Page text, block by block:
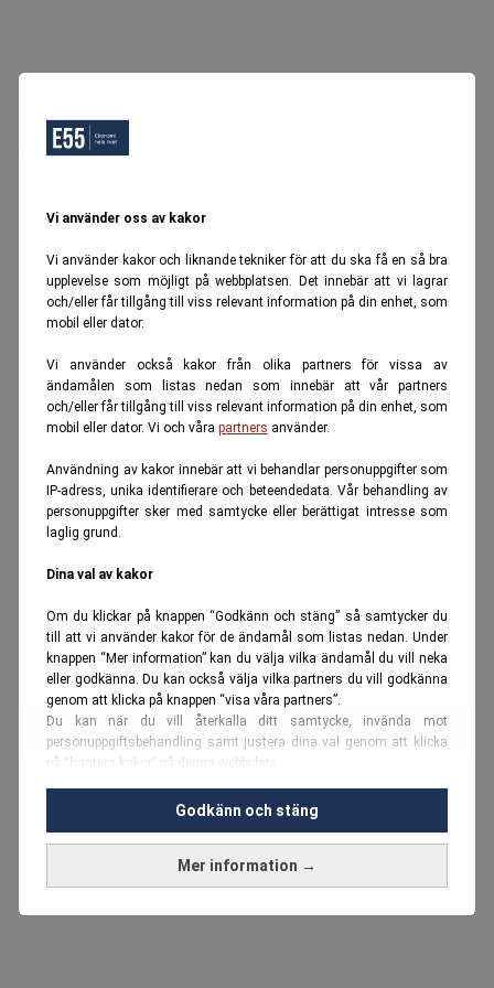
Vi använder oss av kakor
Vi använder kakor och liknande tekniker för att du ska få en så bra
upplevelse som möjligt på webbplatsen. Det innebär att vi lagrar
och/eller får tillgång till viss relevant information på din enhet, som
mobil eller dator.
Vi använder också kakor från olika partners för vissa av
ändamålen som listas nedan som innebär att vår partners
och/eller får tillgång till viss relevant information på din enhet, som
mobil eller dator. Vi och våra partners använder.
Användning av kakor innebär att vi behandlar personuppgifter som
IP-adress, unika identifierare och beteendedata. Vår behandling av
personuppgifter sker med samtycke eller berättigat intresse som
laglig grund.
Dina val av kakor
Om du klickar på knappen “Godkänn och stäng” så samtycker du
till att vi använder kakor för de ändamål som listas nedan. Under
knappen “Mer information” kan du välja vilka ändamål du vill neka
eller godkänna. Du kan också välja vilka partners du vill godkänna
genom att klicka på knappen “visa våra partners”.
Du kan när du vill återkalla ditt samtycke, invända mot
personuppgiftsbehandling samt justera dina val genom att klicka
på “hantera kakor” på denna webbplats.
Du kan fördjupa dig ytterligare i vårcookie-policy
Vi använder kakor och personuppgifter för dessa syften:
Nödvändiga cookies och liknande tekniker, anpassning av
Mer information →
Godkänn och stäng
Oops, Ett fel inträffade.